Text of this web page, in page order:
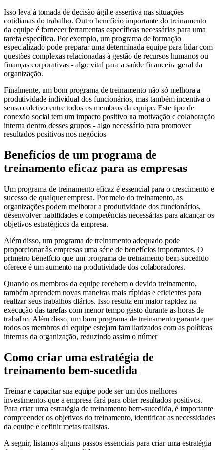
Isso leva à tomada de decisão ágil e assertiva nas situações
cotidianas do trabalho. Outro benefício importante do treinamento
da equipe é fornecer ferramentas específicas necessárias para uma
tarefa específica. Por exemplo, um programa de formação
especializado pode preparar uma determinada equipe para lidar com
questões complexas relacionadas à gestão de recursos humanos ou
finanças corporativas - algo vital para a saúde financeira geral da
organização.
Finalmente, um bom programa de treinamento não só melhora a
produtividade individual dos funcionários, mas também incentiva o
senso coletivo entre todos os membros da equipe. Este tipo de
conexão social tem um impacto positivo na motivação e colaboração
interna dentro desses grupos - algo necessário para promover
resultados positivos nos negócios
Benefícios de um programa de
treinamento eficaz para as empresas
Um programa de treinamento eficaz é essencial para o crescimento e
sucesso de qualquer empresa. Por meio do treinamento, as
organizações podem melhorar a produtividade dos funcionários,
desenvolver habilidades e competências necessárias para alcançar os
objetivos estratégicos da empresa.
Além disso, um programa de treinamento adequado pode
proporcionar às empresas uma série de benefícios importantes. O
primeiro benefício que um programa de treinamento bem-sucedido
oferece é um aumento na produtividade dos colaboradores.
Quando os membros da equipe recebem o devido treinamento,
também aprendem novas maneiras mais rápidas e eficientes para
realizar seus trabalhos diários. Isso resulta em maior rapidez na
execução das tarefas com menor tempo gasto durante as horas de
trabalho. Além disso, um bom programa de treinamento garante que
todos os membros da equipe estejam familiarizados com as políticas
internas da organização, reduzindo assim o númer
Como criar uma estratégia de
treinamento bem-sucedida
Treinar e capacitar sua equipe pode ser um dos melhores
investimentos que a empresa fará para obter resultados positivos.
Para criar uma estratégia de treinamento bem-sucedida, é importante
compreender os objetivos do treinamento, identificar as necessidades
da equipe e definir metas realistas.
A seguir, listamos alguns passos essenciais para criar uma estratégia